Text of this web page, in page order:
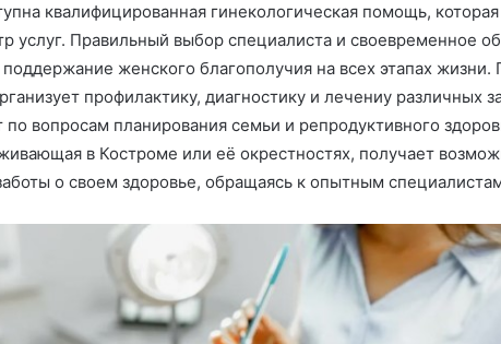
квалифицированная гинекологическая помощь,
услуг. Правильный выбор специалиста и своевременное
женского благополучия на всех этапах жизни.
профилактику, диагностику и лечениу различных
по вопросам планирования семьи и репродуктивного
в Костроме или её окрестностях, получает
о своем здоровье, обращаясь к опытным